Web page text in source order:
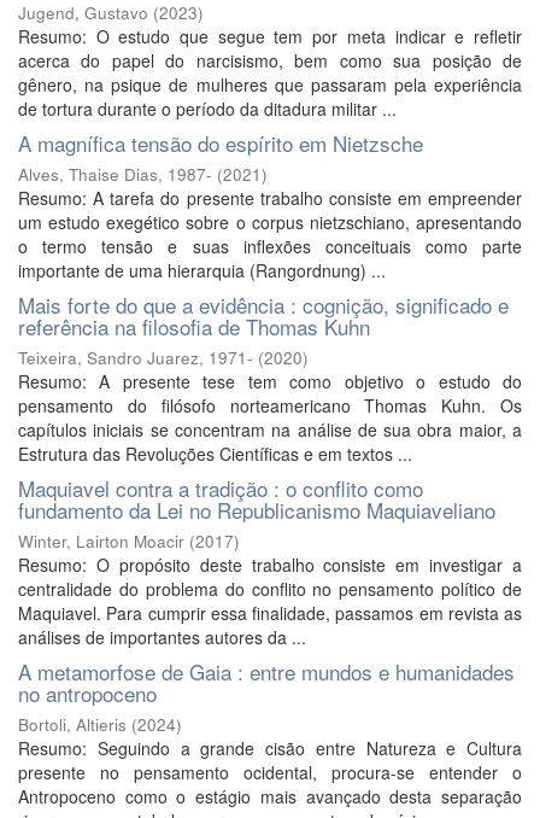
Jugend, Gustavo (2023)
Resumo: O estudo que segue tem por meta indicar e refletir
acerca do papel do narcisismo, bem como sua posição de
gênero, na psique de mulheres que passaram pela experiência
de tortura durante o período da ditadura militar ...
A magnífica tensão do espírito em Nietzsche
Alves, Thaise Dias, 1987- (2021)
Resumo: A tarefa do presente trabalho consiste em empreender
um estudo exegético sobre o corpus nietzschiano, apresentando
o termo tensão e suas inflexões conceituais como parte
importante de uma hierarquia (Rangordnung) ...
Mais forte do que a evidência : cognição, significado e
referência na filosofia de Thomas Kuhn
Teixeira, Sandro Juarez, 1971- (2020)
Resumo: A presente tese tem como objetivo o estudo do
pensamento do filósofo norteamericano Thomas Kuhn. Os
capítulos iniciais se concentram na análise de sua obra maior, a
Estrutura das Revoluções Científicas e em textos ...
Maquiavel contra a tradição : o conflito como
fundamento da Lei no Republicanismo Maquiaveliano
Winter, Lairton Moacir (2017)
Resumo: O propósito deste trabalho consiste em investigar a
centralidade do problema do conflito no pensamento político de
Maquiavel. Para cumprir essa finalidade, passamos em revista as
análises de importantes autores da ...
A metamorfose de Gaia : entre mundos e humanidades
no antropoceno
Bortoli, Altieris (2024)
Resumo: Seguindo a grande cisão entre Natureza e Cultura
presente no pensamento ocidental, procura-se entender o
Antropoceno como o estágio mais avançado desta separação